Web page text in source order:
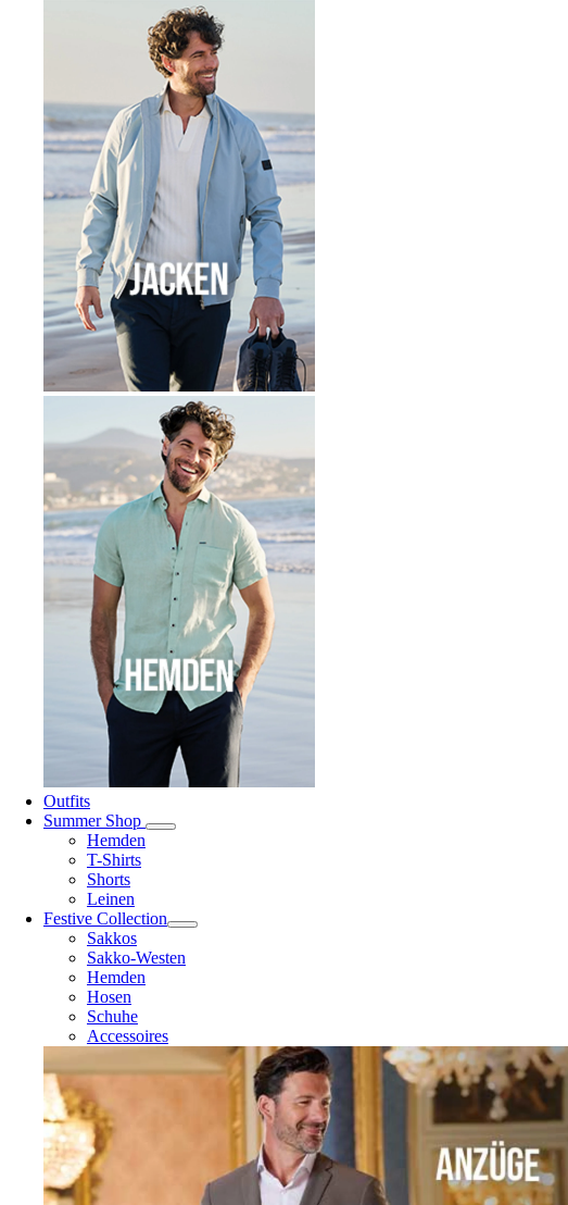
Outfits
Summer Shop
Hemden
T-Shirts
Shorts
Leinen
Festive Collection
Sakkos
Sakko-Westen
Hemden
Hosen
Schuhe
Accessoires